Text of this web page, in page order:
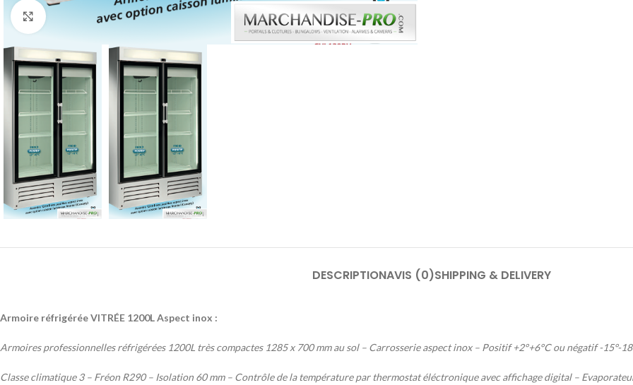
Click to enlarge
DESCRIPTIONAVIS (0)SHIPPING & DELIVERY
Armoire réfrigérée VITRÉE 1200L Aspect inox :
Armoires professionnelles réfrigérées 1200L très compactes 1285 x 700 mm au sol – Carrosserie aspect inox – Positif +2°+6°C ou négatif -15°-
Classe climatique 3 – Fréon R290 – Isolation 60 mm – Contrôle de la température par thermostat éléctronique avec affichage digital –